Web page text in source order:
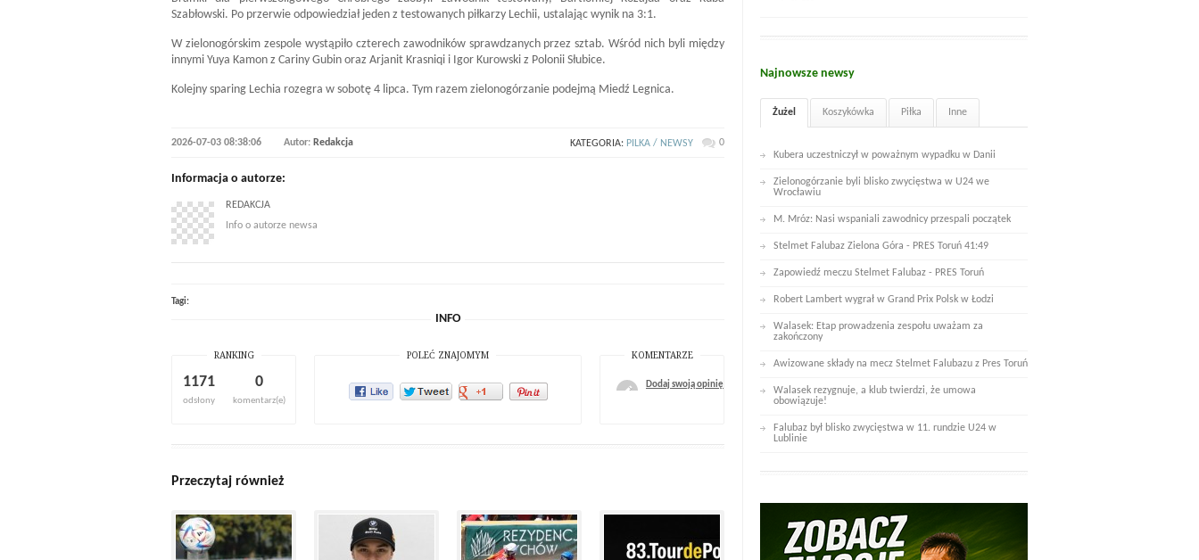
Szabłowski. Po przerwie odpowiedział jeden z testowanych piłkarzy Lechii, ustalając wynik na 3:1.
W zielonogórskim zespole wystąpiło czterech zawodników sprawdzanych przez sztab. Wśród nich byli między
innymi Yuya Kamon z Cariny Gubin oraz Arjanit Krasniqi i Igor Kurowski z Polonii Słubice.
Kolejny sparing Lechia rozegra w sobotę 4 lipca. Tym razem zielonogórzanie podejmą Miedź Legnica.
2026-07-03 08:38:06 Autor: Redakcja KATEGORIA: PILKA / NEWSY 0
Informacja o autorze:
REDAKCJA
Info o autorze newsa
Tagi:
INFO
RANKING
1171
odsłony
0
komentarz(e)
KOMENTARZE
Dodaj swoją opinię
POLEĆ ZNAJOMYM
Przeczytaj również
Najnowsze newsy
Żużel Koszykówka Piłka Inne
Kubera uczestniczył w poważnym wypadku w Danii
Zielonogórzanie byli blisko zwycięstwa w U24 we
Wrocławiu
M. Mróz: Nasi wspaniali zawodnicy przespali początek
Stelmet Falubaz Zielona Góra - PRES Toruń 41:49
Zapowiedź meczu Stelmet Falubaz - PRES Toruń
Robert Lambert wygrał w Grand Prix Polsk w Łodzi
Walasek: Etap prowadzenia zespołu uważam za
zakończony
Awizowane składy na mecz Stelmet Falubazu z Pres Toruń
Walasek rezygnuje, a klub twierdzi, że umowa
obowiązuje!
Falubaz był blisko zwycięstwa w 11. rundzie U24 w
Lublinie